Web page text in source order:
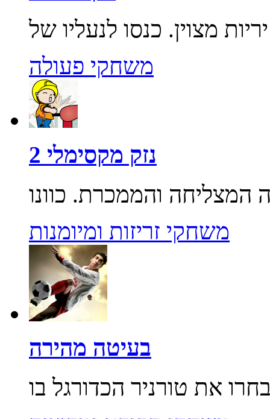
משחקי פעולה
נזק מקסימלי 2
משחקי זריזות ומיומנות
בעיטה מהירה